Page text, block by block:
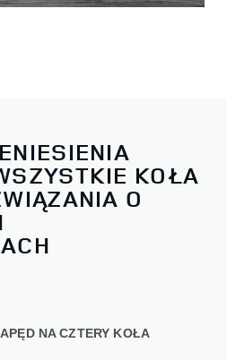
KOŁA
O
NA CZTERY KOŁA